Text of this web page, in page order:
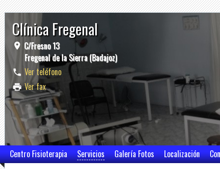
Clínica Fregenal
C/Fresno 13
Fregenal de la Sierra (Badajoz)
Ver teléfono
Ver fax
Centro Fisioterapia Servicios Galería Fotos Localización